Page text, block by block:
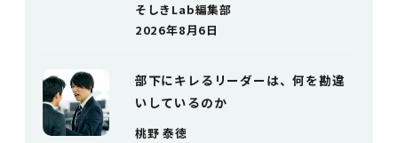
そしきLab編集部
2026年8月6日
部下にキレるリーダーは、何を勘違
いしているのか
桃野 泰徳